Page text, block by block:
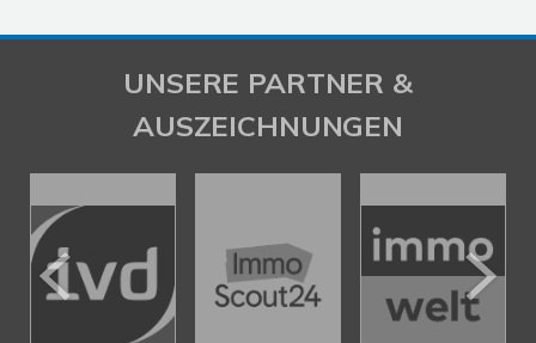
UNSERE PARTNER &
AUSZEICHNUNGEN